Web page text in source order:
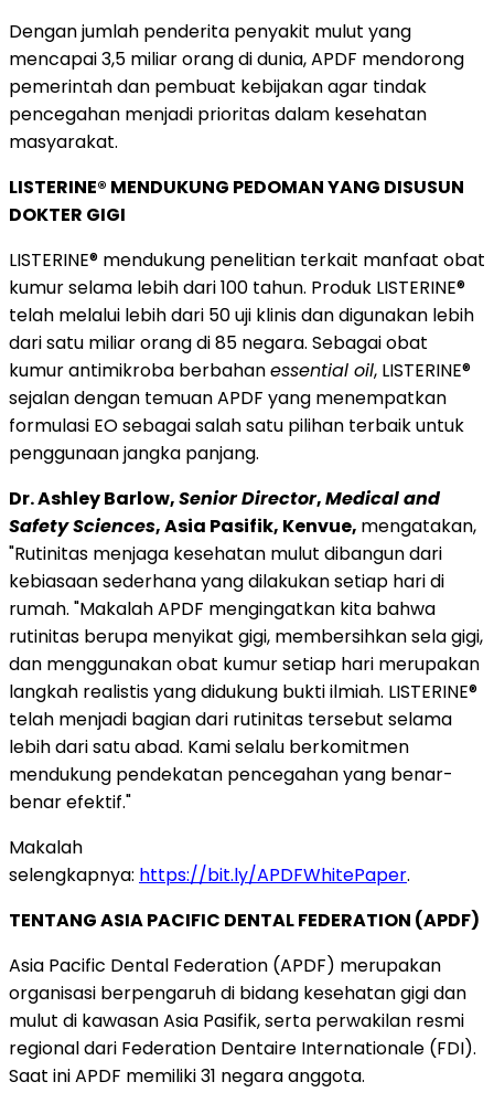
Dengan jumlah penderita penyakit mulut yang
mencapai 3,5 miliar orang di dunia, APDF mendorong
pemerintah dan pembuat kebijakan agar tindak
pencegahan menjadi prioritas dalam kesehatan
masyarakat.
LISTERINE® MENDUKUNG PEDOMAN YANG DISUSUN
DOKTER GIGI
LISTERINE® mendukung penelitian terkait manfaat obat
kumur selama lebih dari 100 tahun. Produk LISTERINE®
telah melalui lebih dari 50 uji klinis dan digunakan lebih
dari satu miliar orang di 85 negara. Sebagai obat
kumur antimikroba berbahanessential oil, LISTERINE®
sejalan dengan temuan APDF yang menempatkan
formulasi EO sebagai salah satu pilihan terbaik untuk
penggunaan jangka panjang.
Dr. Ashley Barlow,Senior Director,Medical and
Safety Sciences, Asia Pasifik, Kenvue, mengatakan,
"Rutinitas menjaga kesehatan mulut dibangun dari
kebiasaan sederhana yang dilakukan setiap hari di
rumah. "Makalah APDF mengingatkan kita bahwa
rutinitas berupa menyikat gigi, membersihkan sela gigi,
dan menggunakan obat kumur setiap hari merupakan
langkah realistis yang didukung bukti ilmiah. LISTERINE®
telah menjadi bagian dari rutinitas tersebut selama
lebih dari satu abad. Kami selalu berkomitmen
mendukung pendekatan pencegahan yang benar-
benar efektif."
Makalah
selengkapnya: https://bit.ly/APDFWhitePaper.
TENTANG ASIA PACIFIC DENTAL FEDERATION (APDF)
Asia Pacific Dental Federation (APDF) merupakan
organisasi berpengaruh di bidang kesehatan gigi dan
mulut di kawasan Asia Pasifik, serta perwakilan resmi
regional dari Federation Dentaire Internationale (FDI).
Saat ini APDF memiliki 31 negara anggota.